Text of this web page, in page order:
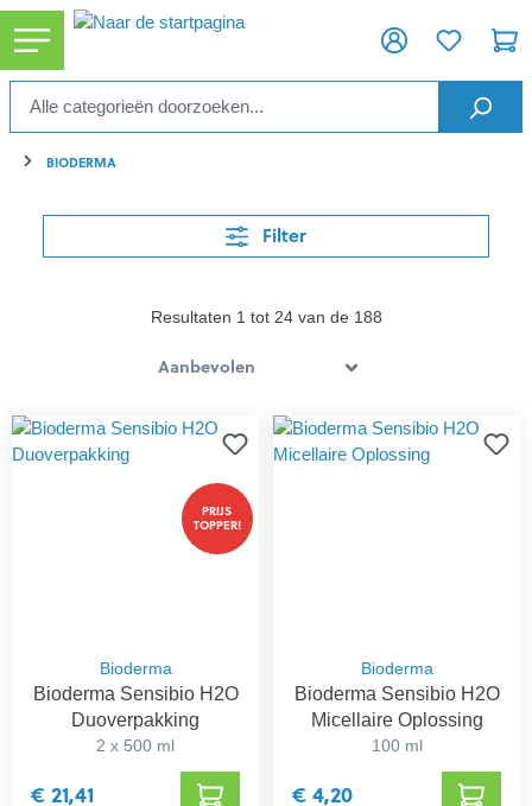
BIODERMA
Filter
Resultaten 1 tot 24 van de 188
PRIJS
TOPPER!
Bioderma
Bioderma Sensibio H2O
Duoverpakking
2 x 500 ml
€ 21,41
Bioderma
Bioderma Sensibio H2O
Micellaire Oplossing
100 ml
€ 4,20